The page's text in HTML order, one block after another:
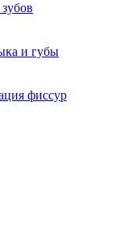
и губы
фиссур